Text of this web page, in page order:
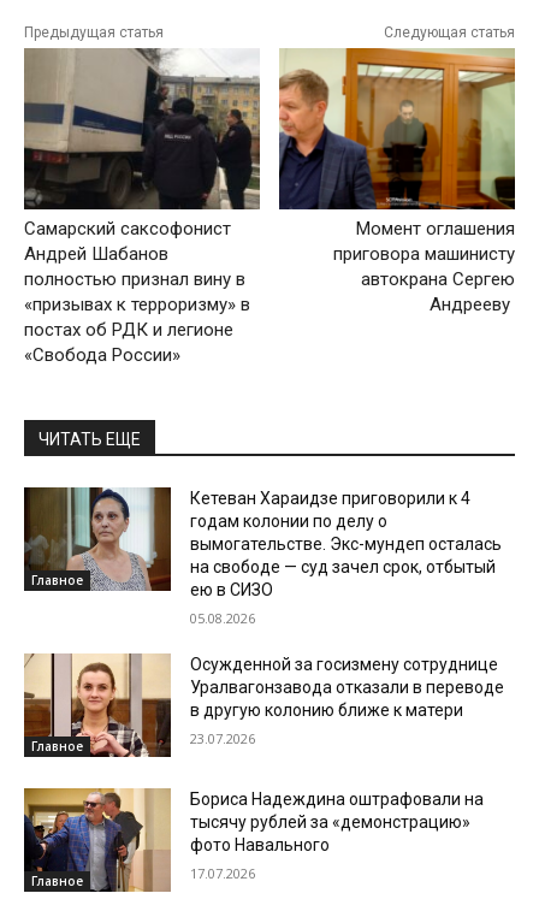
Предыдущая статья
Самарский саксофонист
Андрей Шабанов
полностью признал вину в
«призывах к терроризму» в
постах об РДК и легионе
«Свобода России»
Следующая статья
Момент оглашения
приговора машинисту
автокрана Сергею
Андрееву
ЧИТАТЬ ЕЩЕ
Главное
Кетеван Хараидзе приговорили к 4
годам колонии по делу о
вымогательстве. Экс-мундеп осталась
на свободе — суд зачел срок, отбытый
ею в СИЗО
05.08.2026
Главное
Осужденной за госизмену сотруднице
Уралвагонзавода отказали в переводе
в другую колонию ближе к матери
23.07.2026
Главное
Бориса Надеждина оштрафовали на
тысячу рублей за «демонстрацию»
фото Навального
17.07.2026